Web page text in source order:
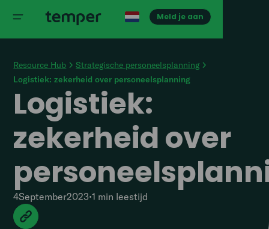
Meld je aan
Resource Hub
Strategische personeelsplanning
Logistiek: zekerheid over personeelsplanning
Logistiek:
zekerheid over
4September2023•1 min leestijd